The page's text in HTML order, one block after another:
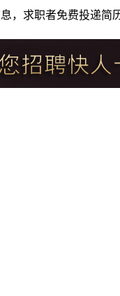
，求职者免费投递